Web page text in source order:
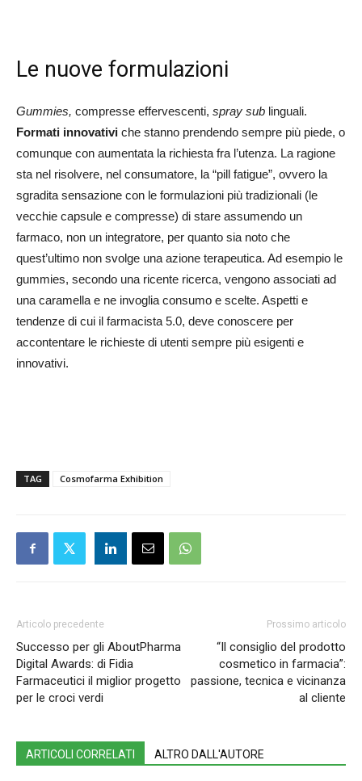
Le nuove formulazioni
Gummies, compresse effervescenti, spray sub linguali.
Formati innovativi che stanno prendendo sempre più piede, o
comunque con aumentata la richiesta fra l’utenza. La ragione
sta nel risolvere, nel consumatore, la “pill fatigue”, ovvero la
sgradita sensazione con le formulazioni più tradizionali (le
vecchie capsule e compresse) di stare assumendo un
farmaco, non un integratore, per quanto sia noto che
quest’ultimo non svolge una azione terapeutica. Ad esempio le
gummies, secondo una ricente ricerca, vengono associati ad
una caramella e ne invoglia consumo e scelte. Aspetti e
tendenze di cui il farmacista 5.0, deve conoscere per
accontentare le richieste di utenti sempre più esigenti e
innovativi.
TAG Cosmofarma Exhibition
Articolo precedente
Successo per gli AboutPharma
Digital Awards: di Fidia
Farmaceutici il miglior progetto
per le croci verdi
Prossimo articolo
“Il consiglio del prodotto
cosmetico in farmacia”:
passione, tecnica e vicinanza
al cliente
ARTICOLI CORRELATI ALTRO DALL'AUTORE